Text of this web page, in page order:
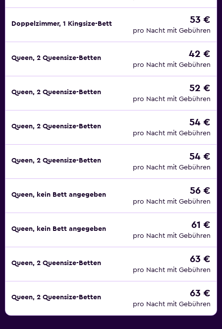
Doppelzimmer, 1 Kingsize-Bett 53 €
pro Nacht mit Gebühren
Queen, 2 Queensize-Betten 42 €
pro Nacht mit Gebühren
Queen, 2 Queensize-Betten 52 €
pro Nacht mit Gebühren
Queen, 2 Queensize-Betten 54 €
pro Nacht mit Gebühren
Queen, 2 Queensize-Betten 54 €
pro Nacht mit Gebühren
Queen, kein Bett angegeben 56 €
pro Nacht mit Gebühren
Queen, kein Bett angegeben 61 €
pro Nacht mit Gebühren
Queen, 2 Queensize-Betten 63 €
pro Nacht mit Gebühren
Queen, 2 Queensize-Betten 63 €
pro Nacht mit Gebühren